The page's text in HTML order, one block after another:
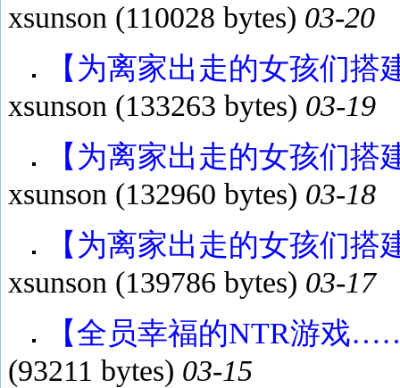
xsunson (110028 bytes) 03-20
【为离家出走的女孩们
xsunson (133263 bytes) 03-19
【为离家出走的女孩们
xsunson (132960 bytes) 03-18
【为离家出走的女孩们
xsunson (139786 bytes) 03-17
【全员幸福的NTR游戏
(93211 bytes) 03-15